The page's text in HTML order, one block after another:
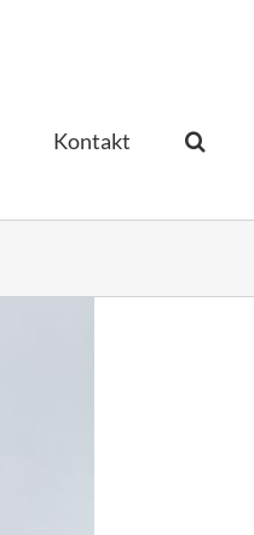
Kontakt­